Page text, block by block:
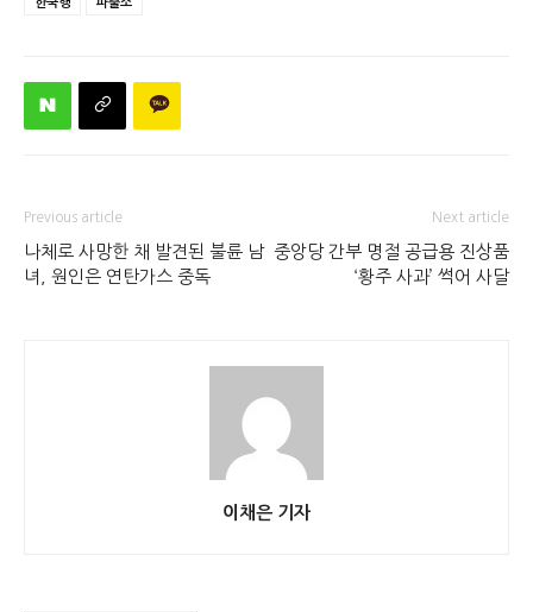
한국행 파출소
Previous article
나체로 사망한 채 발견된 불륜 남
녀, 원인은 연탄가스 중독
Next article
중앙당 간부 명절 공급용 진상품
‘황주 사과’ 썩어 사달
이채은 기자